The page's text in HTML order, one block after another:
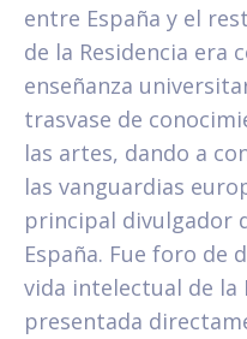
entre España y el
de la Residencia era
enseñanza
trasvase de
las artes, dando a
las vanguardias
principal divulgador
España. Fue foro de
vida intelectual de la
presentada